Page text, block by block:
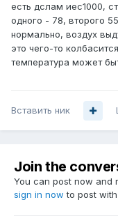
есть дслам иес1000,
одного - 78, второго
нормально, воздух
это чего-то
температура может
Вставить ник
Join the
You can post now and
sign in now to post